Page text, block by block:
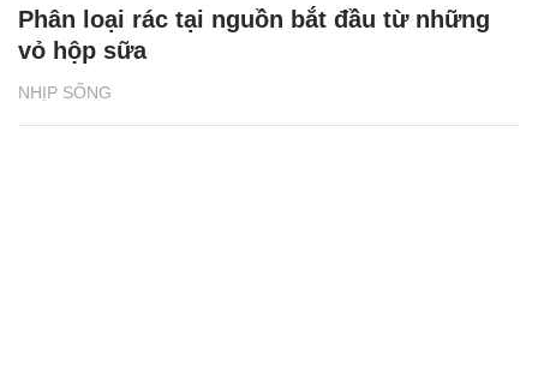
NHỊP SỐNG
Phân loại rác tại nguồn bắt đầu từ những
vỏ hộp sữa